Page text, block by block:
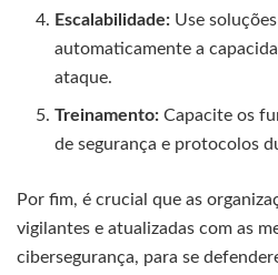
Escalabilidade: Use
automaticamente a
ataque.
Treinamento: Capacite os
de segurança e protocolos
Por fim, é crucial que as
vigilantes e atualizadas com as
cibersegurança, para se